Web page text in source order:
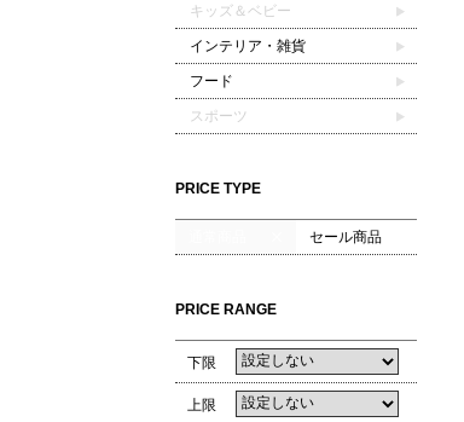
キッズ＆ベビー
インテリア・雑貨
フード
スポーツ
PRICE TYPE
セール商品
PRICE RANGE
下限
上限